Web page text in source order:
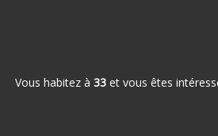
Vous habitez à 33 et vous êtes